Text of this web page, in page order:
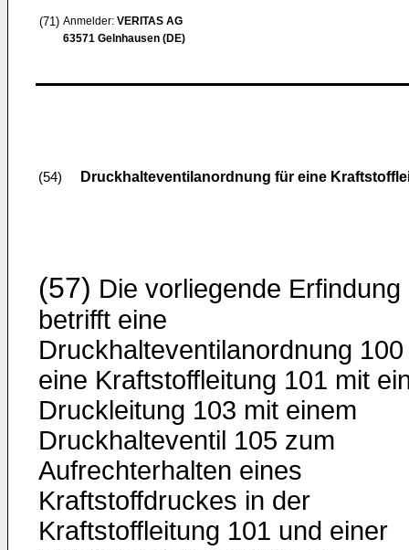
(71) Anmelder: VERITAS AG
63571 Gelnhausen (DE)
(54) Druckhalteventilanordnung für eine
(57) Die vorliegende Erfindung
betrifft eine
Druckhalteventilanordnung
eine Kraftstoffleitung 101 mit
Druckleitung 103 mit einem
Druckhalteventil 105 zum
Aufrechterhalten eines
Kraftstoffdruckes in der
Kraftstoffleitung 101 und einer